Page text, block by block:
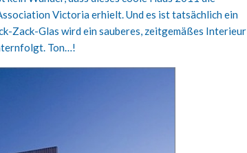
Victoria erhielt. Und es ist tatsächlich ein
Zack-Glas wird ein sauberes, zeitgemäßes Interieur
Ton…!